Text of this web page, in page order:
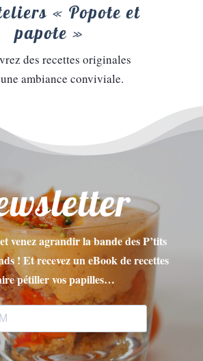
« Popote et
papote »
des recettes originales
ambiance conviviale.
venez agrandir la bande des P’tits
! Et recevez un eBook de recettes
pétiller vos papilles…